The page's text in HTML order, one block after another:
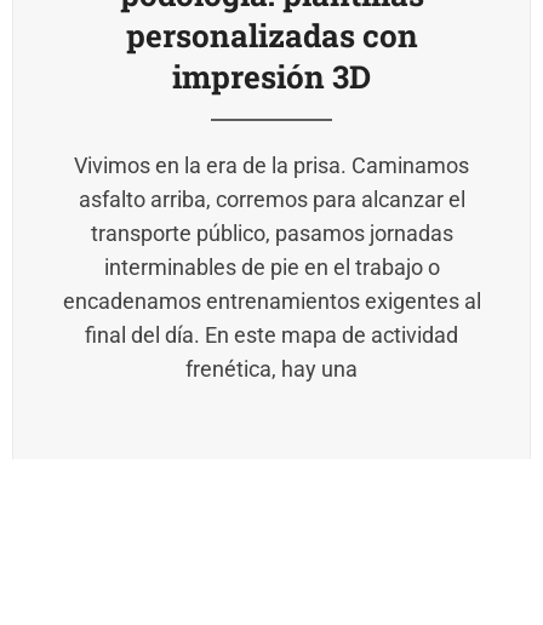
personalizadas con
impresión 3D
Vivimos en la era de la prisa. Caminamos
asfalto arriba, corremos para alcanzar el
transporte público, pasamos jornadas
interminables de pie en el trabajo o
encadenamos entrenamientos exigentes al
final del día. En este mapa de actividad
frenética, hay una